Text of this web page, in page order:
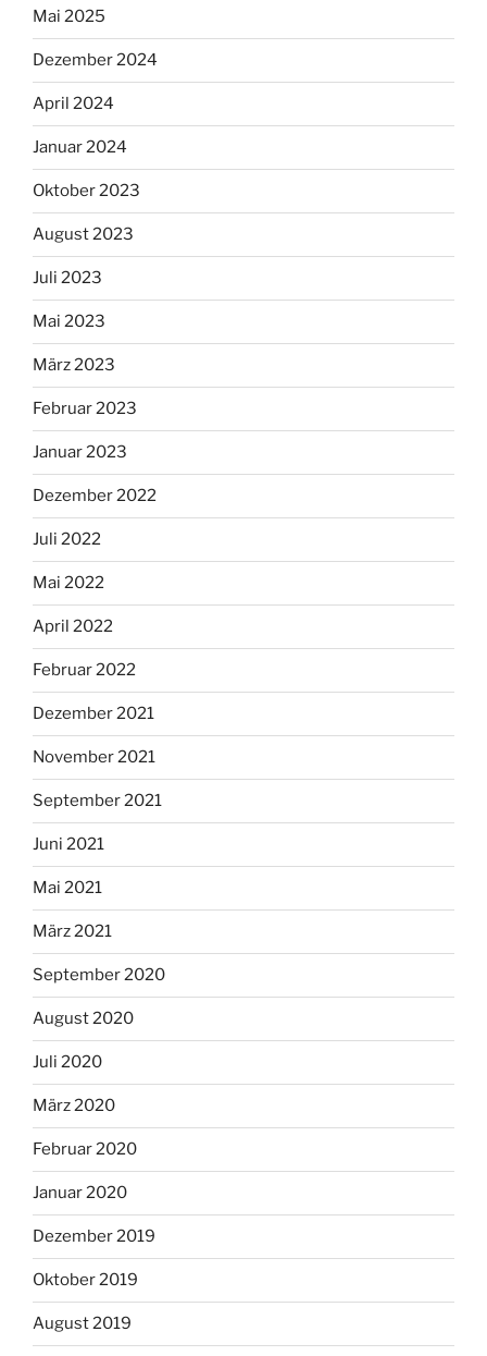
Mai 2025
Dezember 2024
April 2024
Januar 2024
Oktober 2023
August 2023
Juli 2023
Mai 2023
März 2023
Februar 2023
Januar 2023
Dezember 2022
Juli 2022
Mai 2022
April 2022
Februar 2022
Dezember 2021
November 2021
September 2021
Juni 2021
Mai 2021
März 2021
September 2020
August 2020
Juli 2020
März 2020
Februar 2020
Januar 2020
Dezember 2019
Oktober 2019
August 2019